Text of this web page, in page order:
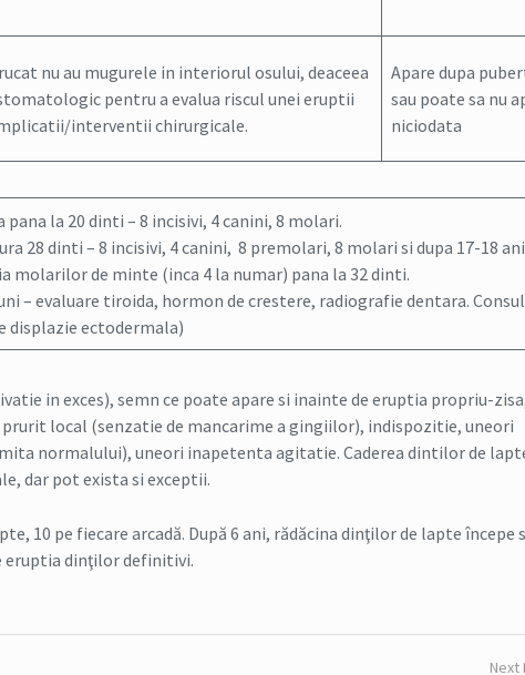
nu au mugurele in interiorul osului, deaceea
pentru a evalua riscul unei eruptii
interventii chirurgicale.
Apare dupa
sau poate sa nu
niciodata
la 20 dinti – 8 incisivi, 4 canini, 8 molari.
28 dinti – 8 incisivi, 4 canini, 8 premolari, 8 molari si dupa 17-18
molarilor de minte (inca 4 la numar) pana la 32 dinti.
– evaluare tiroida, hormon de crestere, radiografie dentara.
displazie ectodermala)
in exces), semn ce poate apare si inainte de eruptia propriu-
local (senzatie de mancarime a gingiilor), indispozitie, uneori
normalului), uneori inapetenta agitatie. Caderea dintilor de
dar pot exista si exceptii.
10 pe fiecare arcadă. După 6 ani, rădăcina dinţilor de lapte începe
eruptia dinţilor definitivi.
Next